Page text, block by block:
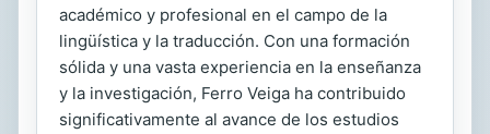
académico y profesional en el campo de la
lingüística y la traducción. Con una formación
sólida y una vasta experiencia en la enseñanza
y la investigación, Ferro Veiga ha contribuido
significativamente al avance de los estudios